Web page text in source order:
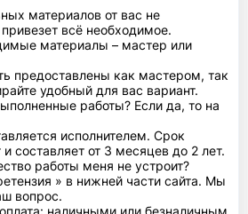
материалов от вас не
всё необходимое.
материалы – мастер или
предоставлены как мастером, так
удобный для вас вариант.
работы? Если да, то на
исполнителем. Срок
и составляет от 3 месяцев до 2 лет.
работы меня не устроит?
» в нижней части сайта. Мы
вопрос.
наличными или безналичным